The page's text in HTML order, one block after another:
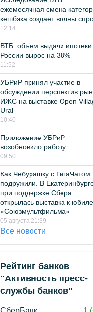
ежемесячная смена
кешбэка создает волны
12:14
ВТБ: объем выдачи ипотеки
России вырос на 38%
11:52
УБРиР принял участие в
обсуждении перспектив
ИЖС на выставке Open
Ural
10:40
Приложение УБРиР
возобновило работу
09:50
Как Чебурашку с ГигаЧатом
подружили. В
при поддержке Сбера
открылась выставка к
«Союзмультфильма»
05 августа 21:39
Все новости
Рейтинг банков
"Активность пресс-
службы банков"
СберБанк 1